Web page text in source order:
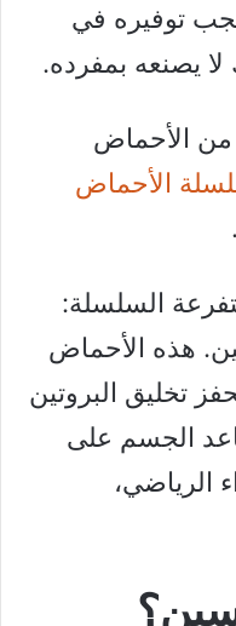
توفيره في
يصنعه بمفرده.
الأحماض
الأحماض
السلسلة:
هذه الأحماض
تخليق البروتين
الجسم على
الرياضي،